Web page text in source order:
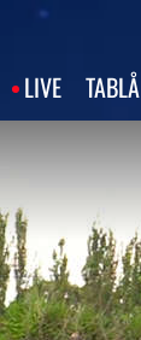
LIVE TABLÅ